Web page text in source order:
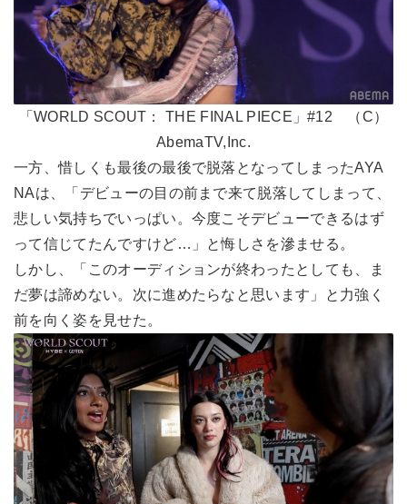
「WORLD SCOUT： THE FINAL PIECE」#12 （C）
AbemaTV,Inc.
一方、惜しくも最後の最後で脱落となってしまったAYA
NAは、「デビューの目の前まで来て脱落してしまって、
悲しい気持ちでいっぱい。今度こそデビューできるはず
って信じてたんですけど…」と悔しさを滲ませる。
しかし、「このオーディションが終わったとしても、ま
だ夢は諦めない。次に進めたらなと思います」と力強く
前を向く姿を見せた。